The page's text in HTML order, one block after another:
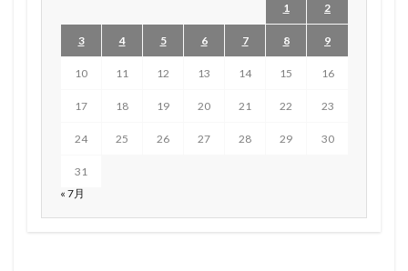
1 2
3 4 5 6 7 8 9
10 11 12 13 14 15 16
17 18 19 20 21 22 23
24 25 26 27 28 29 30
31
« 7月